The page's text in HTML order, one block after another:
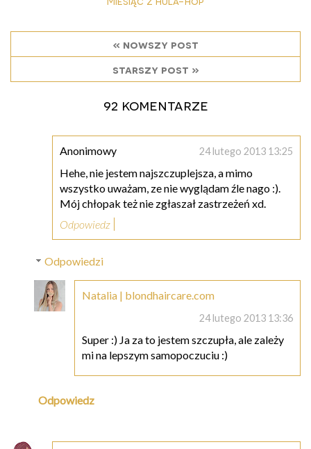
« nowszy post
starszy post »
92 komentarze
Anonimowy 24 lutego 2013 13:25
Hehe, nie jestem najszczuplejsza, a mimo
wszystko uważam, ze nie wyglądam źle nago :).
Mój chłopak też nie zgłaszał zastrzeżeń xd.
Odpowiedz
Odpowiedzi
Natalia | blondhaircare.com
24 lutego 2013 13:36
Super :) Ja za to jestem szczupła, ale zależy
mi na lepszym samopoczuciu :)
Odpowiedz